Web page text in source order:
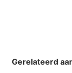
Gerelateerd